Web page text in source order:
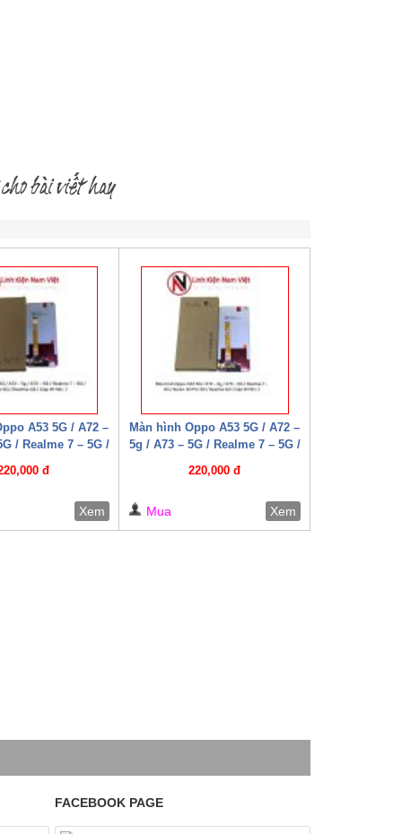
A53 5G / A72 –
/ Realme 7 – 5G /
W HD+ )
đ
Xem
Màn hình Oppo A53 5G / A72 –
5g / A73 – 5G / Realme 7 – 5G /
Cáp W HD+ )
220,000 đ
Mua Xem
FACEBOOK PAGE